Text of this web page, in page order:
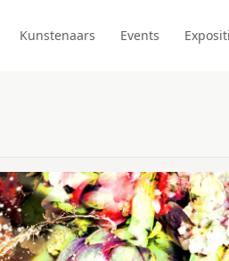
Kunstenaars Events